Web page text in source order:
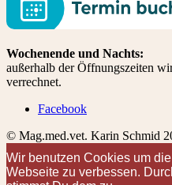
Wochenende und Nachts:
außerhalb der Öffnungszeiten
verrechnet.
Facebook
© Mag.med.vet. Karin Schmid
Wir benutzen Cookies um
Webseite zu verbessen.